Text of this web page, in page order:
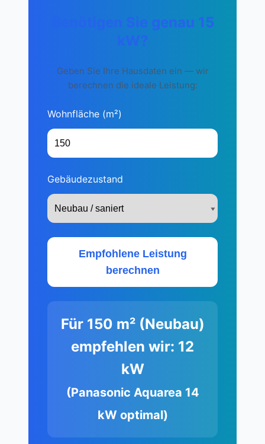
Benötigen Sie genau 15
kW?
Geben Sie Ihre Hausdaten ein — wir
berechnen die ideale Leistung:
Wohnfläche (m²)
Gebäudezustand
Empfohlene Leistung
berechnen
Für 150 m² (Neubau)
empfehlen wir: 12
kW
(Panasonic Aquarea 14
kW optimal)